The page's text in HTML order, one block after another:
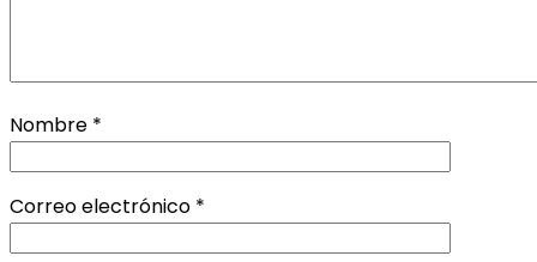
Nombre *
Correo electrónico *